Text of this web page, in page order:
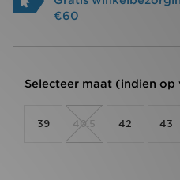
€60
Selecteer maat (indien
39 40.5 42 43